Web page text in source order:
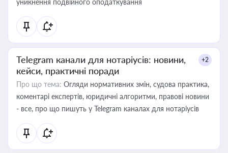
уникнення подвійного оподаткування
Telegram канали для нотаріусів: новини,
кейси, практичні поради
+2
Про що тема: Огляди нормативних змін, судова практика,
коментарі експертів, юридичні алгоритми, правові новини
- все, про що пишуть у Telegram каналах для нотаріусів